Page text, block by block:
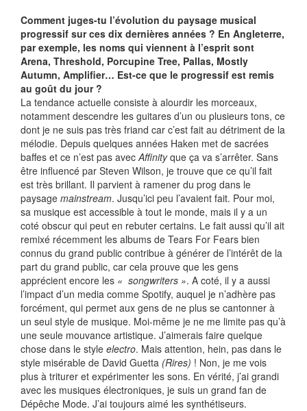
Comment juges-tu l’évolution du paysage musical
progressif sur ces dix dernières années ? En Angleterre,
par exemple, les noms qui viennent à l’esprit sont
Arena, Threshold, Porcupine Tree, Pallas, Mostly
Autumn, Amplifier… Est-ce que le progressif est remis
au goût du jour ?
La tendance actuelle consiste à alourdir les morceaux,
notamment descendre les guitares d’un ou plusieurs tons, ce
dont je ne suis pas très friand car c’est fait au détriment de la
mélodie. Depuis quelques années Haken met de sacrées
baffes et ce n’est pas avecAffinityque ça va s’arrêter. Sans
être influencé par Steven Wilson, je trouve que ce qu’il fait
est très brillant. Il parvient à ramener du prog dans le
paysage mainstream. Jusqu’ici peu l’avaient fait. Pour moi,
sa musique est accessible à tout le monde, mais il y a un
coté obscur qui peut en rebuter certains. Le fait aussi qu’il ait
remixé récemment les albums de Tears For Fears bien
connus du grand public contribue à générer de l’intérêt de la
part du grand public, car cela prouve que les gens
apprécient encore les « songwriters ». A coté, il y a aussi
l’impact d’un media comme Spotify, auquel je n’adhère pas
forcément, qui permet aux gens de ne plus se cantonner à
un seul style de musique. Moi-même je ne me limite pas qu’à
une seule mouvance artistique. J’aimerais faire quelque
chose dans le style electro. Mais attention, hein, pas dans le
style misérable de David Guetta (Rires) ! Non, je me vois
plus à triturer et expérimenter les sons. En vérité, j’ai grandi
avec les musiques électroniques, je suis un grand fan de
Dépêche Mode. J’ai toujours aimé les synthétiseurs.